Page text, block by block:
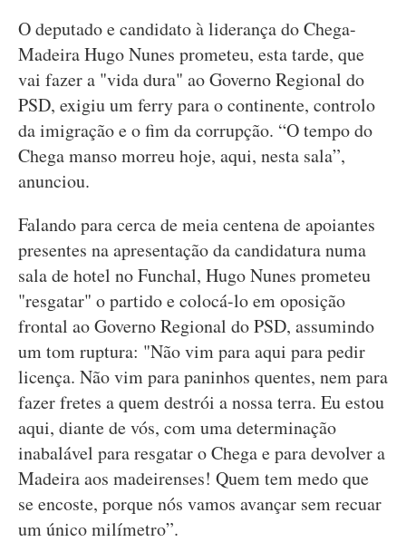
O deputado e candidato à liderança do Chega-
Madeira Hugo Nunes prometeu, esta tarde, que
vai fazer a "vida dura" ao Governo Regional do
PSD, exigiu um ferry para o continente, controlo
da imigração e o fim da corrupção. “O tempo do
Chega manso morreu hoje, aqui, nesta sala”,
anunciou.
Falando para cerca de meia centena de apoiantes
presentes na apresentação da candidatura numa
sala de hotel no Funchal, Hugo Nunes prometeu
"resgatar" o partido e colocá-lo em oposição
frontal ao Governo Regional do PSD, assumindo
um tom ruptura: "Não vim para aqui para pedir
licença. Não vim para paninhos quentes, nem para
fazer fretes a quem destrói a nossa terra. Eu estou
aqui, diante de vós, com uma determinação
inabalável para resgatar o Chega e para devolver a
Madeira aos madeirenses! Quem tem medo que
se encoste, porque nós vamos avançar sem recuar
um único milímetro”.